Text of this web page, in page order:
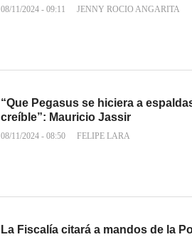
08/11/2024 - 09:11 JENNY ROCIO ANGARITA
“Que Pegasus se hiciera a
creíble”: Mauricio Jassir
08/11/2024 - 08:50 FELIPE LARA
La Fiscalía citará a mandos de la